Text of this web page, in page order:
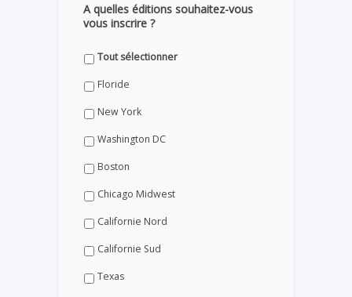
A quelles éditions souhaitez-vous
vous inscrire ?
Tout sélectionner
Floride
New York
Washington DC
Boston
Chicago Midwest
Californie Nord
Californie Sud
Texas